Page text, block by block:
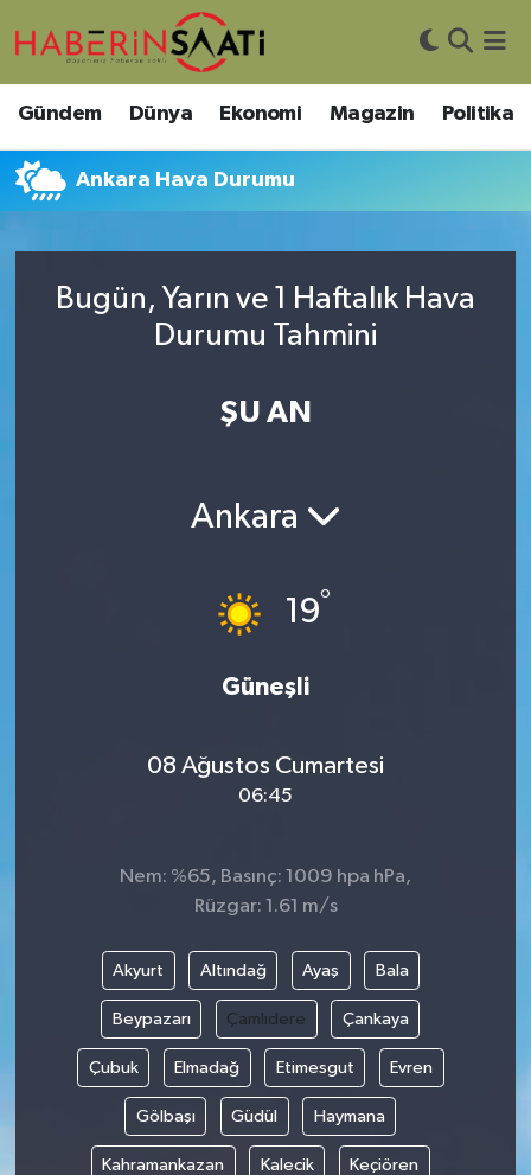
Gündem Dünya Ekonomi Magazin Politika
Ankara Hava Durumu
Bugün, Yarın ve 1 Haftalık Hava
Durumu Tahmini
ŞU AN
Ankara
19°
Güneşli
08 Ağustos Cumartesi
06:45
Nem: %65, Basınç: 1009 hpa hPa,
Rüzgar: 1.61 m/s
Akyurt Altındağ Ayaş Bala
Beypazarı Çamlıdere Çankaya
Çubuk Elmadağ Etimesgut Evren
Gölbaşı Güdül Haymana
Kahramankazan Kalecik Keçiören
Asayiş
Bilim ve Teknoloji
Çevre
Magazin
Politika
Siyaset
Spor
Nöbetçi Eczaneler
Hava Durumu
Trafik Durumu
Tüm Manşetler